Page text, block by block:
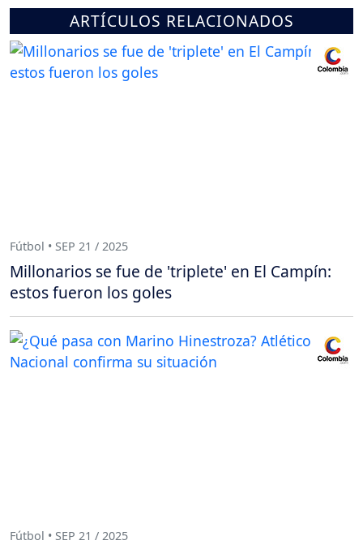
ARTÍCULOS RELACIONADOS
Fútbol • SEP 21 / 2025
Millonarios se fue de 'triplete' en El Campín:
estos fueron los goles
Fútbol • SEP 21 / 2025